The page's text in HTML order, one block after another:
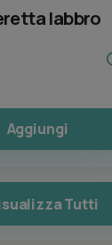
labbro
Aggiungi
Tutti